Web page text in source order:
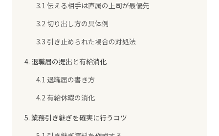
3.1 伝える相手は直属の上司が最優先
3.2 切り出し方の具体例
3.3 引き止められた場合の対処法
4. 退職届の提出と有給消化
4.1 退職届の書き方
4.2 有給休暇の消化
5. 業務引き継ぎを確実に行うコツ